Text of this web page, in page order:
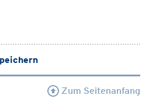
Zum Seitenanfang